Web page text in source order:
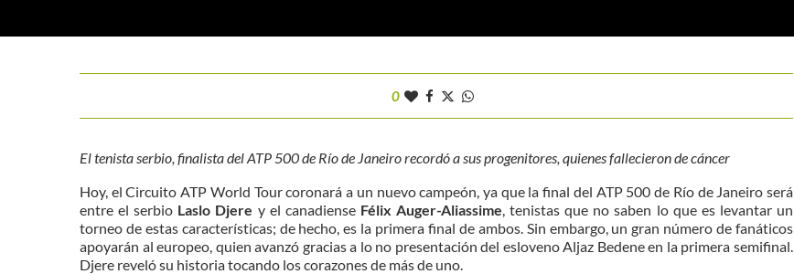
0
El tenista serbio, finalista del ATP 500 de Río de Janeiro recordó a sus progenitores, quienes fallecieron de cáncer
Hoy, el Circuito ATP World Tour coronará a un nuevo campeón, ya que la final del ATP 500 de Río de Janeiro será
entre el serbio Laslo Djere y el canadiense Félix Auger-Aliassime, tenistas que no saben lo que es levantar un
torneo de estas características; de hecho, es la primera final de ambos. Sin embargo, un gran número de fanáticos
apoyarán al europeo, quien avanzó gracias a lo no presentación del esloveno Aljaz Bedene en la primera semifinal.
Djere reveló su historia tocando los corazones de más de uno.